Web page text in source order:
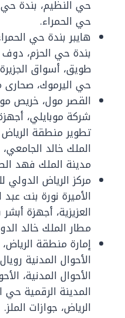
حي النظيم، بندة
حي الحمراء.
هايبر بندة حي
بندة حي الحزم، دوف
طويق، أسواق
حي اليرموك، صحارى
القصر مول، خريص
شركة موبايلي،
تطوير منطقة
الملك خالد
مدينة الملك فهد
مركز الرياض الدولي
الأميرة نورة بنت
العزيزية، أجهزة
مطار الملك خالد
إمارة منطقة
الأحوال المدنية
الأحوال المدنية،
المدينة الرقمية حي
الرياض، جوازات الملز.